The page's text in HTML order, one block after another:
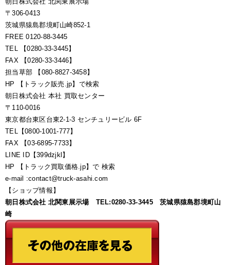
〒306-0413
茨城県猿島郡境町山崎852-1
FREE 0120-88-3445
TEL 【0280-33-3445】
FAX 【0280-33-3446】
担当草部 【080-8827-3458】
HP 【トラック販売.jp】で検索
朝日株式会社 本社 買取センター
〒110-0016
東京都台東区台東2-1-3 センチュリービル 6F
TEL【0800-1001-777】
FAX 【03-6895-7733】
LINE ID【399dzjkl】
HP 【トラック買取価格.jp】で 検索
e-mail :contact@truck-asahi.com
【ショップ情報】
朝日株式会社 北関東展示場 TEL:0280-33-3445 茨城県猿島郡境町山
崎